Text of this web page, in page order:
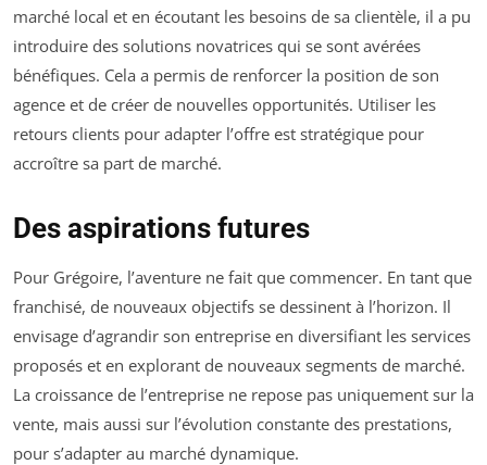
marché local et en écoutant les besoins de sa clientèle, il a pu
introduire des solutions novatrices qui se sont avérées
bénéfiques. Cela a permis de renforcer la position de son
agence et de créer de nouvelles opportunités. Utiliser les
retours clients pour adapter l’offre est stratégique pour
accroître sa part de marché.
Des aspirations futures
Pour Grégoire, l’aventure ne fait que commencer. En tant que
franchisé, de nouveaux objectifs se dessinent à l’horizon. Il
envisage d’agrandir son entreprise en diversifiant les services
proposés et en explorant de nouveaux segments de marché.
La croissance de l’entreprise ne repose pas uniquement sur la
vente, mais aussi sur l’évolution constante des prestations,
pour s’adapter au marché dynamique.